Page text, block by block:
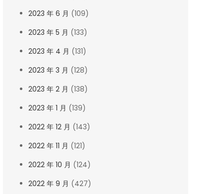
2023 年 6 月 (109)
2023 年 5 月 (133)
2023 年 4 月 (131)
2023 年 3 月 (128)
2023 年 2 月 (138)
2023 年 1 月 (139)
2022 年 12 月 (143)
2022 年 11 月 (121)
2022 年 10 月 (124)
2022 年 9 月 (427)